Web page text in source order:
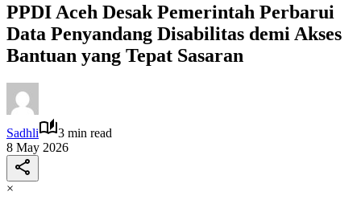
PPDI Aceh Desak Pemerintah Perbarui
Data Penyandang Disabilitas demi Akses
Bantuan yang Tepat Sasaran
Sadhli
3 min read
8 May 2026
×